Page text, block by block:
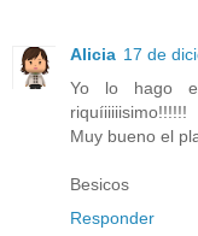
Alicia 17 de
Yo lo hago
riquíiiiiisimo!!!!!!
Muy bueno el
Besicos
Responder